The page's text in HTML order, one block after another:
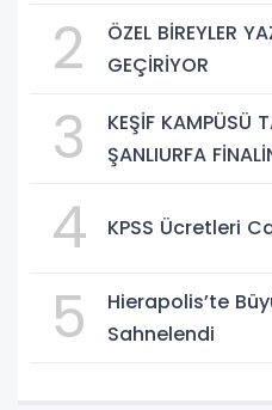
2
ÖZEL BİREYLER
GEÇİRİYOR
3
KEŞİF KAMPÜSÜ
ŞANLIURFA
4 KPSS Ücretleri
5
Hierapolis’te
Sahnelendi